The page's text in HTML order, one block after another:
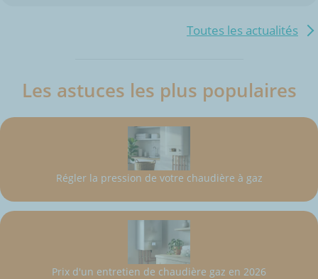
Toutes les actualités
Les astuces les plus populaires
Régler la pression de votre chaudière à gaz
Prix d'un entretien de chaudière gaz en 2026